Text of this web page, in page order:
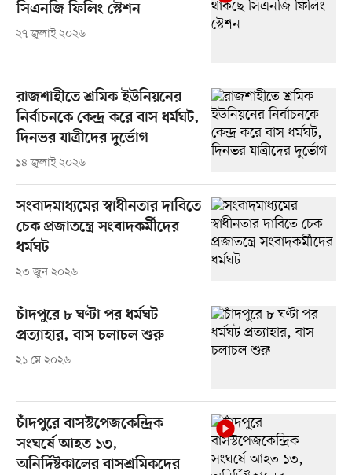
সিএনজি ফিলিং স্টেশন
২৭ জুলাই ২০২৬
রাজশাহীতে শ্রমিক ইউনিয়নের
নির্বাচনকে কেন্দ্র করে বাস ধর্মঘট,
দিনভর যাত্রীদের দুর্ভোগ
১৪ জুলাই ২০২৬
সংবাদমাধ্যমের স্বাধীনতার দাবিতে
চেক প্রজাতন্ত্রে সংবাদকর্মীদের
ধর্মঘট
২৩ জুন ২০২৬
চাঁদপুরে ৮ ঘণ্টা পর ধর্মঘট
প্রত্যাহার, বাস চলাচল শুরু
২১ মে ২০২৬
চাঁদপুরে বাসস্টপেজকেন্দ্রিক
সংঘর্ষে আহত ১৩,
অনির্দিষ্টকালের বাসশ্রমিকদের